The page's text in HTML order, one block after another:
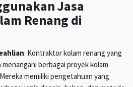
Jasa
Renang di
: Kontraktor kolam renang yang
berbagai proyek kolam
memiliki pengetahuan yang